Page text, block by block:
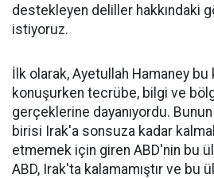
destekleyen deliller hakkındaki
istiyoruz.
İlk olarak, Ayetullah Hamaney bu
konuşurken tecrübe, bilgi ve
gerçeklerine dayanıyordu.
birisi Irak'a sonsuza kadar
etmemek için giren ABD'nin bu
ABD, Irak'ta kalamamıştır ve bu